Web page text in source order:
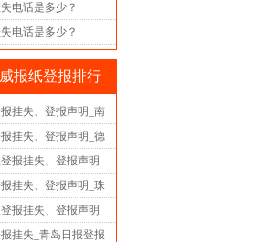
电话是多少？
电话是多少？
报纸登报排行
挂失、登报声明_南
挂失、登报声明_德
报挂失、登报声明
挂失、登报声明_珠
报挂失、登报声明
挂失_青岛日报登报